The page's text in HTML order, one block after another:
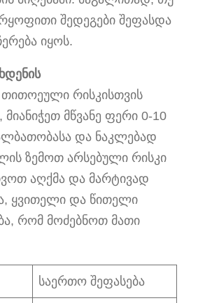
შედეგები შეფასდა
იყოს.
თითოეული რისკისთვის
მწვანე ფერი 0-10
და ნაკლებად
ზემოთ არსებული რისკი
აღქმა და მარტივად
ყვითელი და წითელი
რომ მოძებნოთ მათი
საერთო შეფასება